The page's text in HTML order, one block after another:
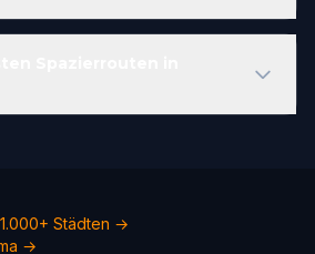
Städten →
→